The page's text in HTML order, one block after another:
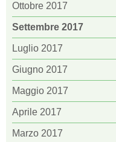
Ottobre 2017
Settembre 2017
Luglio 2017
Giugno 2017
Maggio 2017
Aprile 2017
Marzo 2017